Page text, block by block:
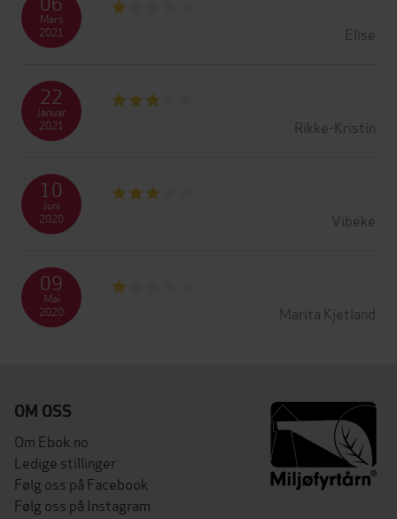
Elise
Mars
2021
Rikke-Kristin
22
Januar
2021
Vibeke
10
Juni
2020
Marita Kjetland
09
Mai
2020
OM OSS
Om Ebok.no
Ledige stillinger
Følg oss på Facebook
Følg oss på Instagram